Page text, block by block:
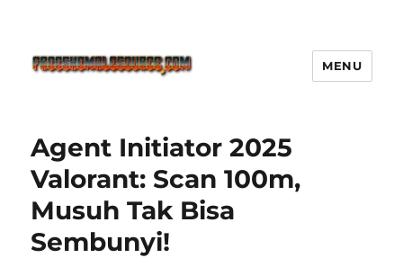
Defense Main Game Ini Pasti
Ketagihan!
MENU
Agent Initiator 2025
Valorant: Scan 100m,
Musuh Tak Bisa
Sembunyi!